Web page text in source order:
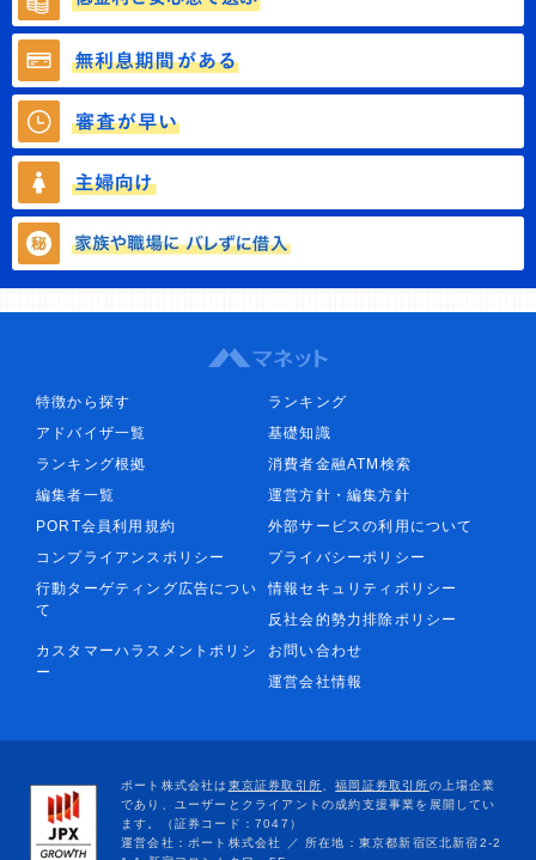
特徴から探す
ランキング
アドバイザ一覧
基礎知識
ランキング根拠
消費者金融ATM検索
編集者一覧
運営方針・編集方針
PORT会員利用規約
外部サービスの利用について
コンプライアンスポリシー
プライバシーポリシー
行動ターゲティング広告につい
て
情報セキュリティポリシー
反社会的勢力排除ポリシー
カスタマーハラスメントポリシ
ー
お問い合わせ
運営会社情報